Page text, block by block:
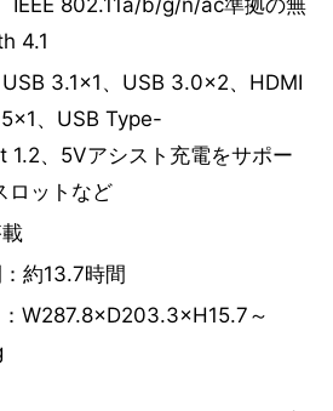
IEEE 802.11a/b/g/n/ac準拠の無
4.1
3.1×1、USB 3.0×2、HDMI
、USB Type-
1.2、5Vアシスト充電をサポー
ロットなど
約13.7時間
W287.8×D203.3×H15.7～